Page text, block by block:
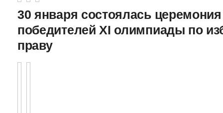
30 января состоялась
победителей XI олимпиады по
праву